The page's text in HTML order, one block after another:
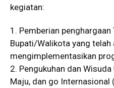
kegiatan:
1. Pemberian penghargaan
Bupati/Walikota yang telah
mengimplementasikan
2. Pengukuhan dan
Maju, dan go Internasional